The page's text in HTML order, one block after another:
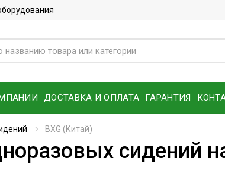
ДОСТАВКА И ОПЛАТА ГАРАНТИЯ
BXG (Китай)
сидений